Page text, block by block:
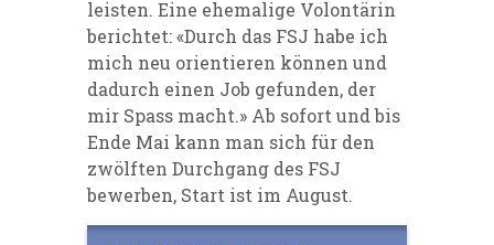
leisten. Eine ehemalige Volontärin
berichtet: «Durch das FSJ habe ich
mich neu orientieren können und
dadurch einen Job gefunden, der
mir Spass macht.» Ab sofort und bis
Ende Mai kann man sich für den
zwölften Durchgang des FSJ
bewerben, Start ist im August.